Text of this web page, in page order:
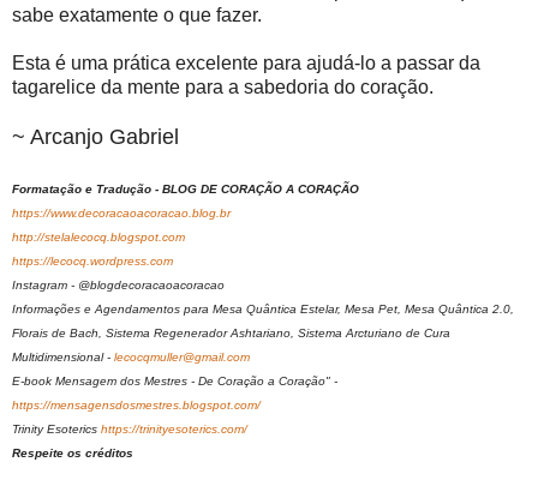
sabe exatamente o que fazer.
Esta é uma prática excelente para ajudá-lo a passar da
tagarelice da mente para a sabedoria do coração.
~ Arcanjo Gabriel
Formatação e Tradução - BLOG DE CORAÇÃO A CORAÇÃO
https://www.decoracaoacoracao.blog.br
http://stelalecocq.blogspot.com
https://lecocq.wordpress.com
Instagram - @blogdecoracaoacoracao
Informações e Agendamentos para Mesa Quântica Estelar, Mesa Pet, Mesa Quântica 2.0,
Florais de Bach, Sistema Regenerador Ashtariano, Sistema Arcturiano de Cura
Multidimensional - lecocqmuller@gmail.com
E-book Mensagem dos Mestres - De Coração a Coração" -
https://mensagensdosmestres.blogspot.com/
Trinity Esoterics https://trinityesoterics.com/
Respeite os créditos